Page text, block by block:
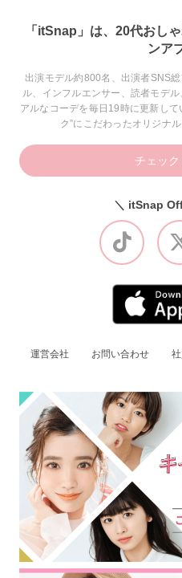
「itSnap」は、20代おし
ンア
出演モデル約800名、出演者SNS
ル、インフルエンサー、読者モデ
アルなコーデを毎日19時に更新し
ク”にこだわったオリジナ
チェッ
＼ itSnap
運営会社 お問い合わせ